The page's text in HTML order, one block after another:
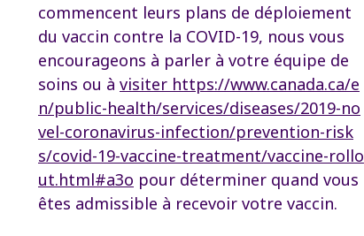
commencent leurs plans de déploiement
du vaccin contre la COVID-19, nous vous
encourageons à parler à votre équipe de
soins ou à visiter https://www.canada.ca/e
n/public-health/services/diseases/2019-no
vel-coronavirus-infection/prevention-risk
s/covid-19-vaccine-treatment/vaccine-rollo
ut.html#a3o pour déterminer quand vous
êtes admissible à recevoir votre vaccin.